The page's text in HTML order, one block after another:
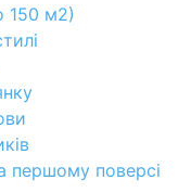
150 м2)
першому поверсі